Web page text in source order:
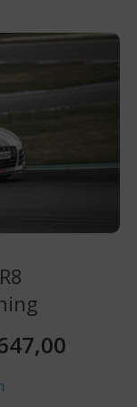
Optionen
können
der
Produktseite